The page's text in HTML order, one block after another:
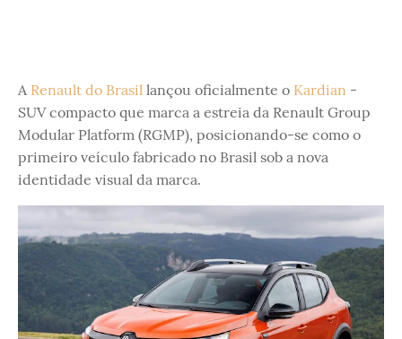
A Renault do Brasil lançou oficialmente o Kardian -
SUV compacto que marca a estreia da Renault Group
Modular Platform (RGMP), posicionando-se como o
primeiro veículo fabricado no Brasil sob a nova
identidade visual da marca.